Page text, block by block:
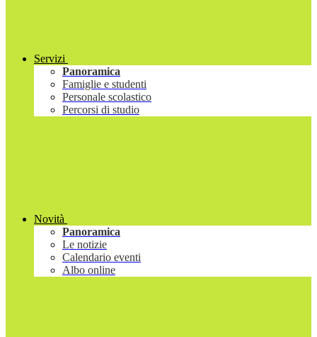
Servizi
Panoramica
Famiglie e studenti
Personale scolastico
Percorsi di studio
Novità
Panoramica
Le notizie
Calendario eventi
Albo online